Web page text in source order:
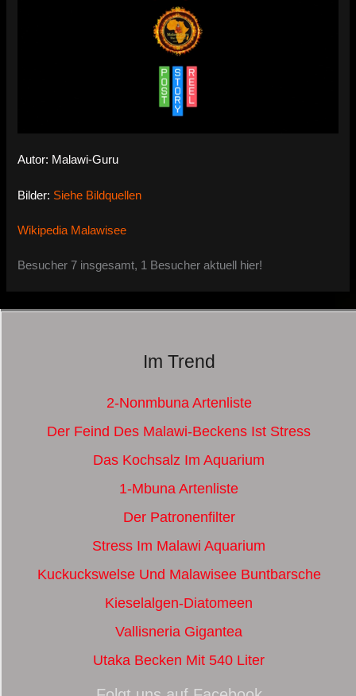
Autor: Malawi-Guru
Bilder: Siehe Bildquellen
Wikipedia Malawisee
Besucher 7 insgesamt, 1 Besucher aktuell hier!
Im Trend
2-Nonmbuna Artenliste
Der Feind Des Malawi-Beckens Ist Stress
Das Kochsalz Im Aquarium
1-Mbuna Artenliste
Der Patronenfilter
Stress Im Malawi Aquarium
Kuckuckswelse Und Malawisee Buntbarsche
Kieselalgen-Diatomeen
Vallisneria Gigantea
Utaka Becken Mit 540 Liter